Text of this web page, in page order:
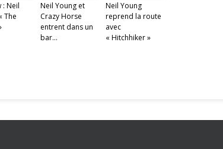
: Neil
The
Neil Young et
Crazy Horse
entrent dans un
bar…
Neil Young
reprend la route
avec
« Hitchhiker »